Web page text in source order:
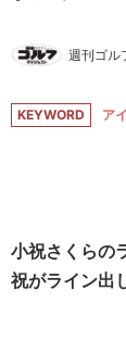
週刊ゴル
KEYWORD ア
小祝さくらの
祝がライン出